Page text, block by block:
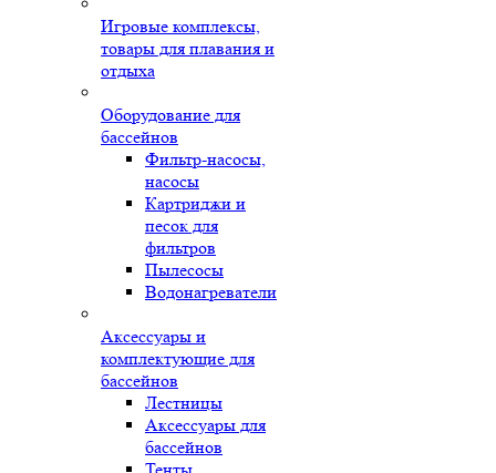
Игровые комплексы,
товары для плавания и
отдыха
Оборудование для
бассейнов
Фильтр-насосы,
насосы
Картриджи и
песок для
фильтров
Пылесосы
Водонагреватели
Аксессуары и
комплектующие для
бассейнов
Лестницы
Аксессуары для
бассейнов